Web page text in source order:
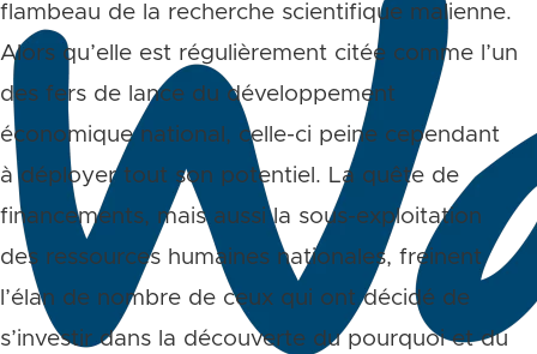
flambeau de la recherche scientifique malienne.
Alors qu’elle est régulièrement citée comme l’un
des fers de lance du développement
économique national, celle-ci peine cependant
à déployer tout son potentiel. La quête de
financements, mais aussi la sous-exploitation
des ressources humaines nationales, freinent
l’élan de nombre de ceux qui ont décidé de
s’investir dans la découverte du pourquoi et du